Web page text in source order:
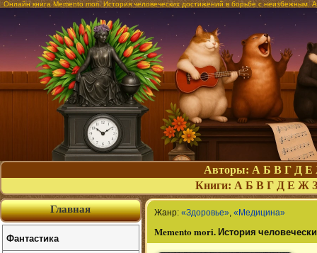
Онлайн книга Memento mori. История человеческих достижений в борьбе с неизбежным.
Авторы: А Б В Г Д Е
Книги: А Б В Г Д Е Ж З
Жанр: «Здоровье», «Медицина»
Memento mori. История
Главная
Фантастика